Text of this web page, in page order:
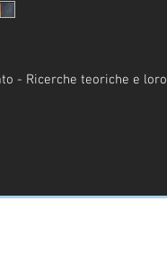
- Ricerche teoriche e loro